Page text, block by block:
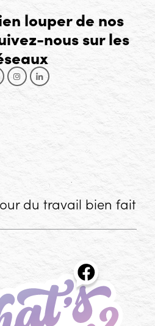
louper de nos
nous sur les
Instagram
LinkedIn
du travail bien fait